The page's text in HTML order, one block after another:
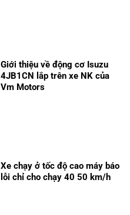
Giới thiệu về động cơ Isuzu
4JB1CN lắp trên xe NK của
Vm Motors
Xe chạy ở tốc độ cao máy báo
lỗi chỉ cho chạy 40 50 km/h